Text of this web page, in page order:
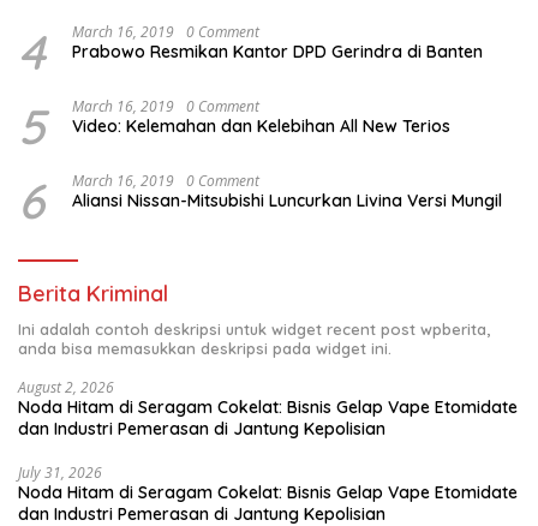
4 March 16, 2019 0 Comment
Prabowo Resmikan Kantor DPD Gerindra di Banten
5 March 16, 2019 0 Comment
Video: Kelemahan dan Kelebihan All New Terios
6 March 16, 2019 0 Comment
Aliansi Nissan-Mitsubishi Luncurkan Livina Versi Mungil
Berita Kriminal
Ini adalah contoh deskripsi untuk widget recent post wpberita,
anda bisa memasukkan deskripsi pada widget ini.
August 2, 2026
Noda Hitam di Seragam Cokelat: Bisnis Gelap Vape Etomidate
dan Industri Pemerasan di Jantung Kepolisian
July 31, 2026
Noda Hitam di Seragam Cokelat: Bisnis Gelap Vape Etomidate
dan Industri Pemerasan di Jantung Kepolisian